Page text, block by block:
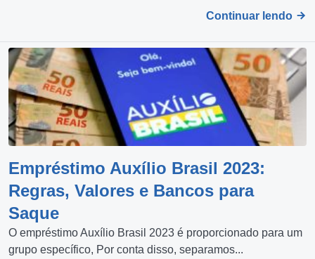
Continuar lendo
Empréstimo Auxílio Brasil 2023:
Regras, Valores e Bancos para
Saque
O empréstimo Auxílio Brasil 2023 é proporcionado para um
grupo específico, Por conta disso, separamos...